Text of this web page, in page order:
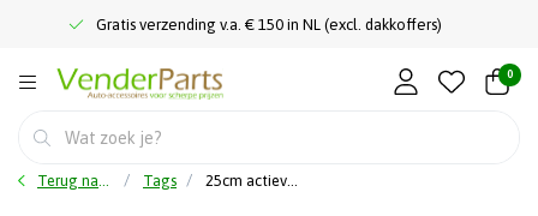
Gratis verzending v.a. € 150 in NL (excl. dakkoffers)
0
Terug naar home Tags 25cm actieve subwoofer